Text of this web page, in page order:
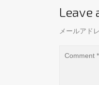
Leave
メールアド